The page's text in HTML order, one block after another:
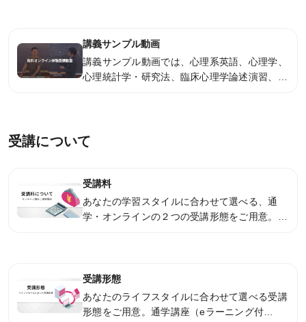
WEBサイトご利用環境
特定商取引法に基づく表示
教材等転売に関する禁止のお願い
講義サンプル動画
講義サンプル動画では、心理系英語、心理学、
心理統計学・研究法、臨床心理学論述演習、心
受講について
受講料
あなたの学習スタイルに合わせて選べる、通
学・オンラインの２つの受講形態をご用意。気
受講形態
あなたのライフスタイルに合わせて選べる受講
形態をご用意。通学講座（eラーニング付